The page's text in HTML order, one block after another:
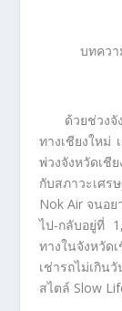
บทควา
ด้วยช่วง
ทางเชียงใหม่
พ่วงจังหวัดเชี
กับสภาวะเศร
Nok Air จนอย
ไป-กลับอยู่ที่
ทางในจังหวัด
เช่ารถไม่เกิ
สไตล์ Slow